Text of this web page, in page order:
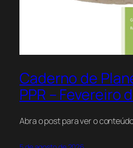
Caderno de
PPR – Fevereiro
Abra o post para ver o